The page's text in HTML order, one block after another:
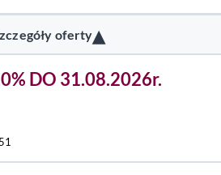
oferty▴
DO 31.08.2026r.